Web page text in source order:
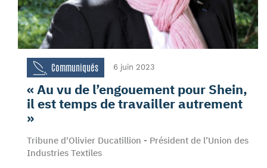
Communiqués 6 juin 2023
« Au vu de l’engouement pour Shein,
il est temps de travailler autrement
»
Tribune d'Olivier Ducatillion - Président de l’Union des
Industries Textiles